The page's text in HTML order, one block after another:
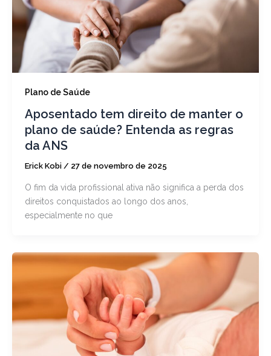
Plano de Saúde
Aposentado tem direito de manter o
plano de saúde? Entenda as regras
da ANS
Erick Kobi / 27 de novembro de 2025
O fim da vida profissional ativa não significa a perda dos
direitos conquistados ao longo dos anos,
especialmente no que